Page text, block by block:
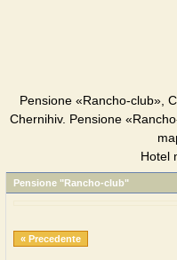
Pensione «Rancho-club»,
Chernihiv. Pensione
Hotel
Pensione "Rancho-club"
« Precedente